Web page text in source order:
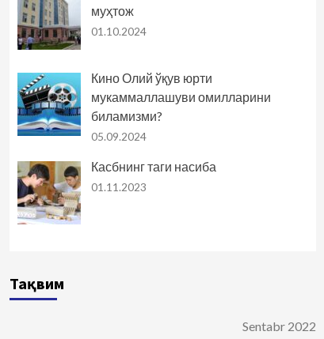
муҳтож
01.10.2024
Кино Олий ўқув юрти
мукаммаллашуви омилларини
биламизми?
05.09.2024
Касбнинг таги насиба
01.11.2023
Тақвим
Sentabr 2022